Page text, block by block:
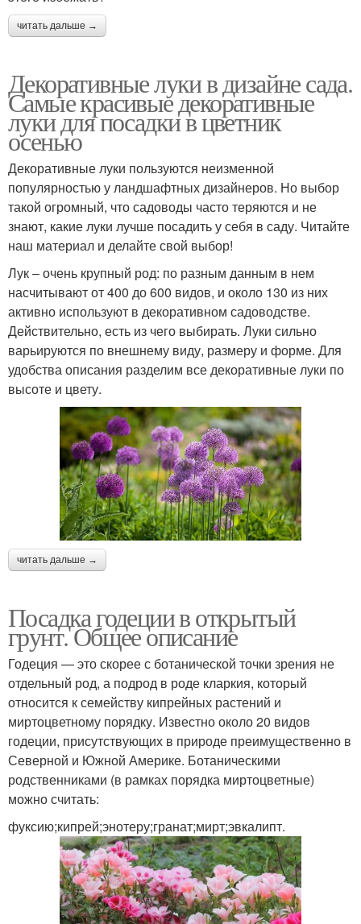
читать дальше →
Декоративные луки в дизайне сада.
Самые красивые декоративные
луки для посадки в цветник
осенью
Декоративные луки пользуются неизменной
популярностью у ландшафтных дизайнеров. Но выбор
такой огромный, что садоводы часто теряются и не
знают, какие луки лучше посадить у себя в саду. Читайте
наш материал и делайте свой выбор!
Лук – очень крупный род: по разным данным в нем
насчитывают от 400 до 600 видов, и около 130 из них
активно используют в декоративном садоводстве.
Действительно, есть из чего выбирать. Луки сильно
варьируются по внешнему виду, размеру и форме. Для
удобства описания разделим все декоративные луки по
высоте и цвету.
читать дальше →
Посадка годеции в открытый
грунт. Общее описание
Годеция — это скорее с ботанической точки зрения не
отдельный род, а подрод в роде кларкия, который
относится к семейству кипрейных растений и
миртоцветному порядку. Известно около 20 видов
годеции, присутствующих в природе преимущественно в
Северной и Южной Америке. Ботаническими
родственниками (в рамках порядка миртоцветные)
можно считать:
фуксию;кипрей;энотеру;гранат;мирт;эвкалипт.